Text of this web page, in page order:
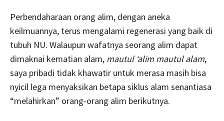
Perbendaharaan orang alim, dengan aneka
keilmuannya, terus mengalami regenerasi yang baik di
tubuh NU. Walaupun wafatnya seorang alim dapat
dimaknai kematian alam, mautul ‘alim mautul alam,
saya pribadi tidak khawatir untuk merasa masih bisa
nyicil lega menyaksikan betapa siklus alam senantiasa
“melahirkan” orang-orang alim berikutnya.